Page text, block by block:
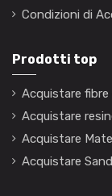
Condizioni di
Prodotti top
Acquistare fibre
Acquistare
Acquistare
Acquistare